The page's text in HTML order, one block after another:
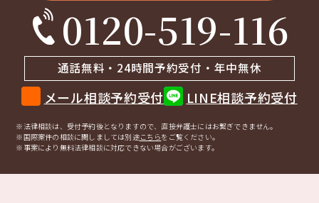
0120-519-116
通話無料・24時間予約受付・年中無休
メール相談予約受付 LINE相談予約受付
※法律相談は、受付予約後となりますので、 直接弁護士にはお繋ぎできません。
※国際案件の相談に関しましては別途こちらをご覧ください。
※事案により無料法律相談に対応できない場合がございます。